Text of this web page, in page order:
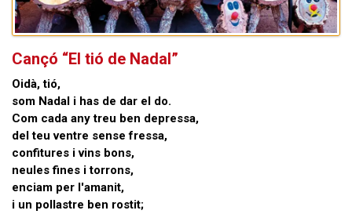
Cançó “El tió de Nadal”
Oidà, tió,
som Nadal i has de dar el do.
Com cada any treu ben depressa,
del teu ventre sense fressa,
confitures i vins bons,
neules fines i torrons,
enciam per l'amanit,
i un pollastre ben rostit;